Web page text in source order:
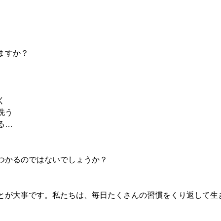
すか？
う
…
かるのではないでしょうか？
が大事です。私たちは、毎日たくさんの習慣をくり返して生